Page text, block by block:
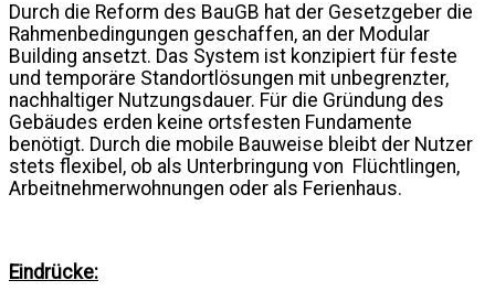
Durch die Reform des BauGB hat der Gesetzgeber die
Rahmenbedingungen geschaffen, an der Modular
Building ansetzt. Das System ist konzipiert für feste
und temporäre Standortlösungen mit unbegrenzter,
nachhaltiger Nutzungsdauer. Für die Gründung des
Gebäudes erden keine ortsfesten Fundamente
benötigt. Durch die mobile Bauweise bleibt der Nutzer
stets flexibel, ob als Unterbringung von Flüchtlingen,
Arbeitnehmerwohnungen oder als Ferienhaus.
Eindrücke: